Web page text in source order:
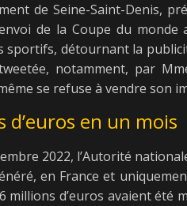
de Seine-Saint-Denis,
de la Coupe du
sportifs, détournant la
notamment, par
se refuse à vendre son
d’euros en un mois
2022, l’Autorité
en France et
millions d’euros avaient été